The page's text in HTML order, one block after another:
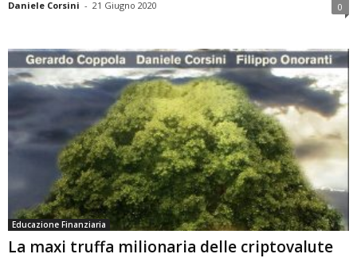
Daniele Corsini - 21 Giugno 2020 0
Educazione Finanziaria
La maxi truffa milionaria delle criptovalute